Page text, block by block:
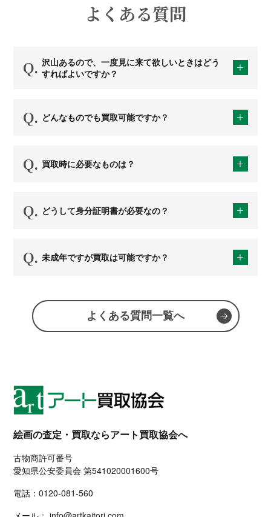
よくある質問
沢山あるので、一度見に来て欲しいときはどう
すればよいですか？
どんなものでも買取可能ですか？
買取時に必要なものは？
どうして身分証明書が必要なの？
未成年ですが買取は可能ですか？
よくある質問一覧へ
絵画の査定・買取ならアート買取協会へ
古物商許可番号
愛知県公安委員会 第541020001600号
電話：0120-081-560